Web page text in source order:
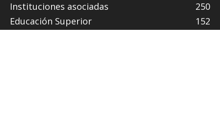
Instituciones asociadas
250
Educación Superior
152